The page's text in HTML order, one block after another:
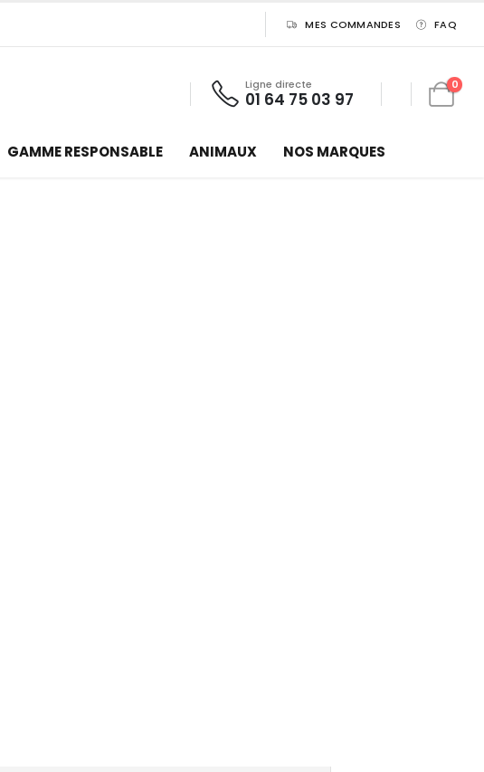
MES COMMANDES FAQ
Ligne directe
01 64 75 03 97
0
GAMME RESPONSABLE ANIMAUX NOS MARQUES